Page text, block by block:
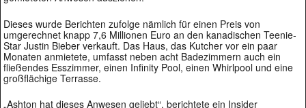
Dieses wurde Berichten zufolge nämlich für einen Preis von
umgerechnet knapp 7,6 Millionen Euro an den kanadischen Teenie-
Star Justin Bieber verkauft. Das Haus, das Kutcher vor ein paar
Monaten anmietete, umfasst neben acht Badezimmern auch ein
fließendes Esszimmer, einen Infinity Pool, einen Whirlpool und eine
großflächige Terrasse.
„Ashton hat dieses Anwesen geliebt“, berichtete ein Insider